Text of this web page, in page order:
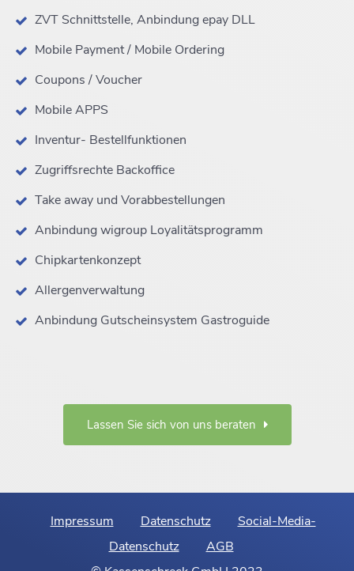
ZVT Schnittstelle, Anbindung epay DLL
Mobile Payment / Mobile Ordering
Coupons / Voucher
Mobile APPS
Inventur- Bestellfunktionen
Zugriffsrechte Backoffice
Take away und Vorabbestellungen
Anbindung wigroup Loyalitätsprogramm
Chipkartenkonzept
Allergenverwaltung
Anbindung Gutscheinsystem Gastroguide
Lassen Sie sich von uns beraten
Impressum Datenschutz
Social-Media-
Datenschutz
AGB